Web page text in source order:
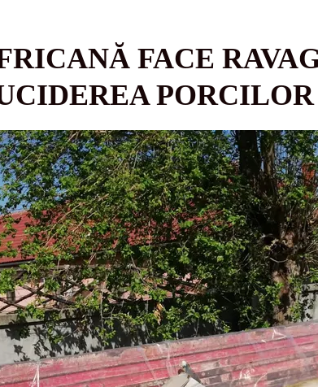
FACE
PORCILOR